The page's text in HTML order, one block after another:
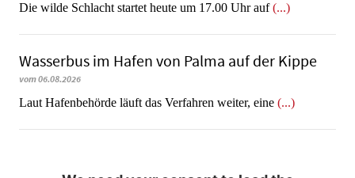
Die wilde Schlacht startet heute um 17.00 Uhr auf(...)
Wasserbus im Hafen von Palma auf der Kippe
vom 06.08.2026
Laut Hafenbehörde läuft das Verfahren weiter, eine (...)